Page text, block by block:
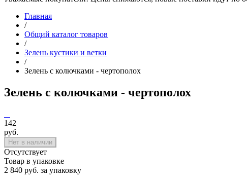
Главная
/
Общий каталог товаров
/
Зелень кустики и ветки
/
Зелень с колючками - чертополох
Зелень с колючками - чертополох
142
руб.
Нет в наличии
Отсутствует
Товар в упаковке
2 840 руб. за упаковку